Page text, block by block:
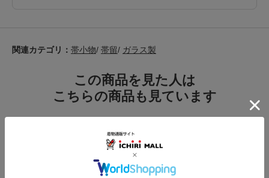
関連カテゴリ： 帯小物/ 帯留/ ガラス製
この商品を見た人は
こちらの商品も見ています
注意事項
お仕立て後、お客様の手元に届いてから30日以内であれば返品可能です。
返品にかかる送料は無料です。